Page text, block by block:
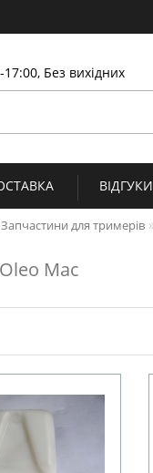
Без вихідних
ВІДГУКИ
Запчастини для тримерів
Mac